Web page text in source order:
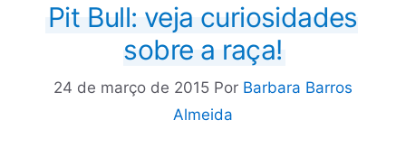
Pit Bull: veja curiosidades
sobre a raça!
24 de março de 2015 Por Barbara Barros
Almeida